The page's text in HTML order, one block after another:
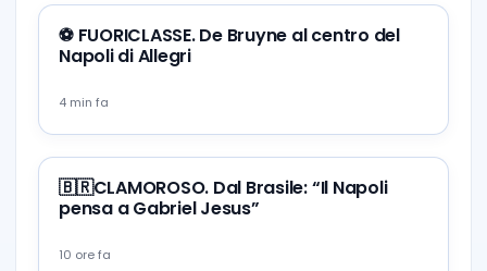
⚽️ FUORICLASSE. De Bruyne al centro del
Napoli di Allegri
4 min fa
🇧🇷CLAMOROSO. Dal Brasile: “Il Napoli
pensa a Gabriel Jesus”
10 ore fa